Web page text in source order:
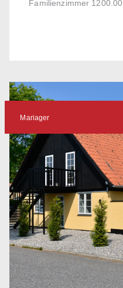
Familienzimmer 1200.00
Mariager